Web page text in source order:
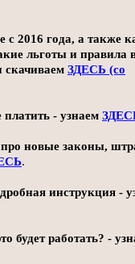
2016 года, а также
льготы и правила
скачиваем ЗДЕСЬ (со
- узнаем
про новые законы,
.
инструкция -
будет работать? -